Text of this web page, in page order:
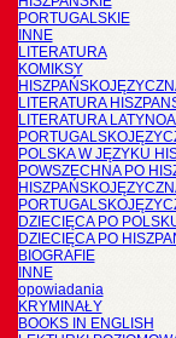
PORTUGALSKIE
INNE
LITERATURA
KOMIKSY
LITERATURA
LITERATURA
POLSKA W JĘZYKU
POWSZECHNA PO
DZIECIĘCA PO
DZIECIĘCA PO
BIOGRAFIE
INNE
opowiadania
KRYMINAŁY
BOOKS IN ENGLISH